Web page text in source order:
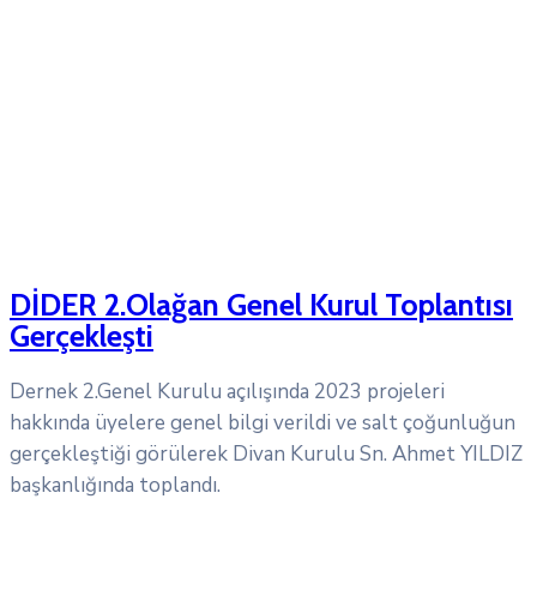
DİDER 2.Olağan Genel Kurul Toplantısı
Gerçekleşti
Dernek 2.Genel Kurulu açılışında 2023 projeleri
hakkında üyelere genel bilgi verildi ve salt çoğunluğun
gerçekleştiği görülerek Divan Kurulu Sn. Ahmet YILDIZ
başkanlığında toplandı.